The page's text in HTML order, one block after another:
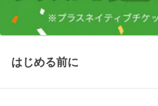
はじめる前に